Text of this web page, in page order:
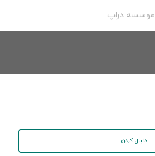
موسسه دراپ
دنبال کردن